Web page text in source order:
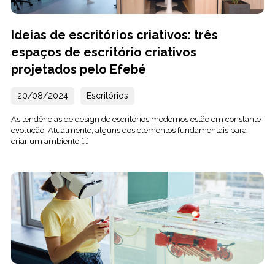
Ideias de escritórios criativos: três
espaços de escritório criativos
projetados pelo Efebé
20/08/2024 Escritórios
As tendências de design de escritórios modernos estão em constante
evolução. Atualmente, alguns dos elementos fundamentais para
criar um ambiente […]